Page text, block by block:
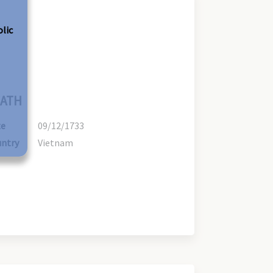
09/12/1733
Vietnam